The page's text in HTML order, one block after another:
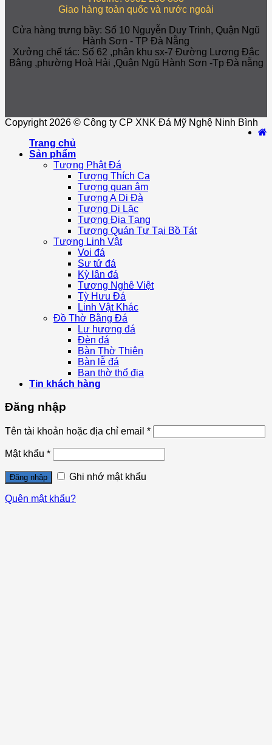
Giao hàng toàn quốc và nước ngoài
Cửa hàng trưng bầy: Số 10 Nguyễn Duy Trinh, Quận Ngũ
Hành Sơn - TP Đà Nẵng
Xưởng chế tác: Số 62 ,phân khu sx-7 Đường Lương Đắc
Bằng ,phường Hoà Hải ,Quận Ngũ Hành Sơn -Tp Đà nẵng
Copyright 2026 © Công ty CP XNK Đá Mỹ Nghệ Ninh Bình
Trang chủ
Sản phẩm
Tượng Phật Đá
Tượng Thích Ca
Tượng quan âm
Tượng A Di Đà
Tượng Di Lặc
Tượng Địa Tạng
Tượng Quán Tự Tại Bồ Tát
Tượng Linh Vật
Voi đá
Sư tử đá
Kỳ lân đá
Tượng Nghê Việt
Tỳ Hưu Đá
Linh Vật Khác
Đồ Thờ Bằng Đá
Lư hương đá
Đèn đá
Bàn Thờ Thiên
Bàn lễ đá
Ban thờ thổ địa
Tin khách hàng
Đăng nhập
Tên tài khoản hoặc địa chỉ email *
Mật khẩu *
Đăng nhập Ghi nhớ mật khẩu
Quên mật khẩu?